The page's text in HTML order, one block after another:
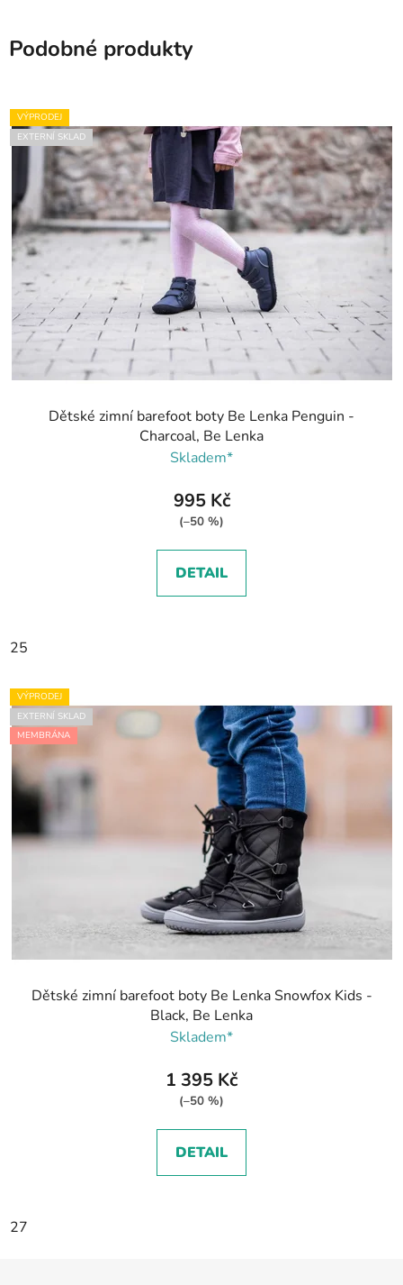
Podobné produkty
VÝPRODEJ
EXTERNÍ SKLAD
Dětské zimní barefoot boty Be Lenka Penguin -
Charcoal, Be Lenka
Skladem*
995 Kč
(–50 %)
DETAIL
25
VÝPRODEJ
EXTERNÍ SKLAD
MEMBRÁNA
Dětské zimní barefoot boty Be Lenka Snowfox Kids -
Black, Be Lenka
Skladem*
1 395 Kč
(–50 %)
DETAIL
27